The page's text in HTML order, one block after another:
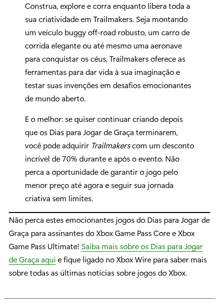
Construa, explore e corra enquanto libera toda a
sua criatividade em Trailmakers. Seja montando
um veículo buggy off-road robusto, um carro de
corrida elegante ou até mesmo uma aeronave
para conquistar os céus, Trailmakers oferece as
ferramentas para dar vida à sua imaginação e
testar suas invenções em desafios emocionantes
de mundo aberto.
E o melhor: se quiser continuar criando depois
que os Dias para Jogar de Graça terminarem,
você pode adquirir Trailmakerscom um desconto
incrível de 70% durante e após o evento. Não
perca a oportunidade de garantir o jogo pelo
menor preço até agora e seguir sua jornada
criativa sem limites.
Não perca estes emocionantes jogos do Dias para Jogar de
Graça para assinantes do Xbox Game Pass Core e Xbox
Game Pass Ultimate! Saiba mais sobre os Dias para Jogar
de Graça aqui e fique ligado no Xbox Wire para saber mais
sobre todas as últimas notícias sobre jogos do Xbox.